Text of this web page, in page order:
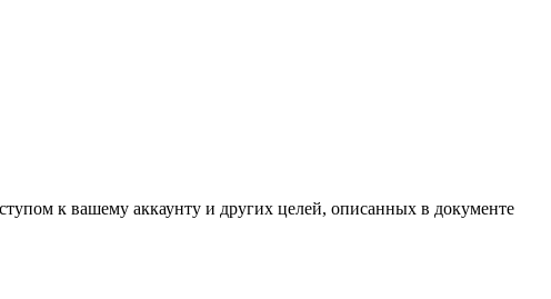
к вашему аккаунту и других целей, описанных в документе